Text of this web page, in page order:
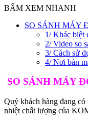
BẤM XEM NHANH
SO SÁNH MÁY
1/ Khác biệt
2/ Video so
3/ Cách sử
4/ Nơi bán
SO SÁNH MÁY
Quý khách hàng đang có
nhiệt chất lượng của